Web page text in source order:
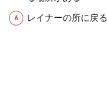
レイナーの所に戻る